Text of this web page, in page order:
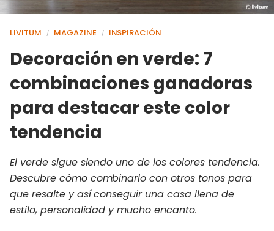
LIVITUM / MAGAZINE / INSPIRACIÓN
Decoración en verde: 7
combinaciones ganadoras
para destacar este color
tendencia
El verde sigue siendo uno de los colores tendencia.
Descubre cómo combinarlo con otros tonos para
que resalte y así conseguir una casa llena de
estilo, personalidad y mucho encanto.